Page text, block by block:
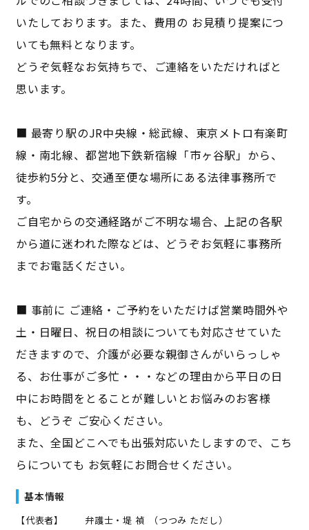
いたしております。また、費用の お見積り提案につ
いても無料となります。
どうぞ気軽なお気持ちで、ご連絡をいただければと
思います。
■ 最寄り駅のJR中央線・総武線、東京メトロ有楽町
線・南北線、都営地下鉄新宿線「市ヶ谷駅」から、
徒歩約5分と、交通至便な場所にある法律事務所で
す。
ご自宅からの交通経路がご不明な場合、上記の各駅
から道に迷われた際などは、どうぞお気軽に事務所
までお電話ください。
■ 事前に ご連絡・ご予約をいただけば営業時間外や
土・日曜日、祝日の相談についても対応させていた
だきますので、介護が必要な親御さんがいらっしゃ
る、お仕事がご多忙・・・などの理由から平日の日
中にお時間をとることが難しいとお悩みのお客様
も、どうぞ ご安心ください。
また、全国どこへでも出張対応いたしますので、こち
らについても お気軽にお問合せください。
基本情報
【代表者】 弁護士・堤 禎 （つつみ ただし）